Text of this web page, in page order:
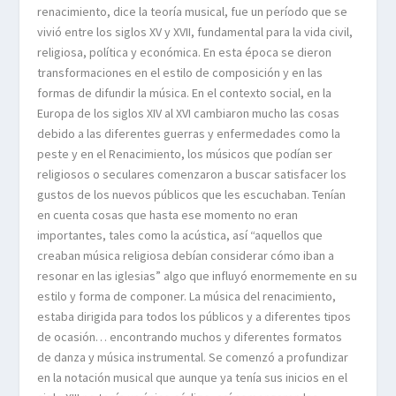
renacimiento, dice la teoría musical, fue un período que se
vivió entre los siglos XV y XVII, fundamental para la vida civil,
religiosa, política y económica. En esta época se dieron
transformaciones en el estilo de composición y en las
formas de difundir la música. En el contexto social, en la
Europa de los siglos XIV al XVI cambiaron mucho las cosas
debido a las diferentes guerras y enfermedades como la
peste y en el Renacimiento, los músicos que podían ser
religiosos o seculares comenzaron a buscar satisfacer los
gustos de los nuevos públicos que les escuchaban. Tenían
en cuenta cosas que hasta ese momento no eran
importantes, tales como la acústica, así “aquellos que
creaban música religiosa debían considerar cómo iban a
resonar en las iglesias” algo que influyó enormemente en su
estilo y forma de componer. La música del renacimiento,
estaba dirigida para todos los públicos y a diferentes tipos
de ocasión… encontrando muchos y diferentes formatos
de danza y música instrumental. Se comenzó a profundizar
en la notación musical que aunque ya tenía sus inicios en el